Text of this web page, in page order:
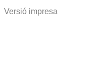
Versió impresa